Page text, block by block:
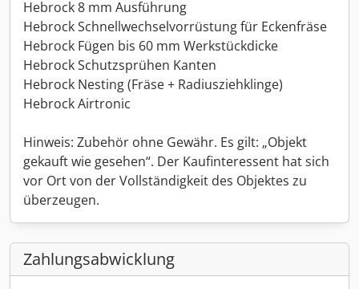
Hebrock 8 mm Ausführung
Hebrock Schnellwechselvorrüstung für Eckenfräse
Hebrock Fügen bis 60 mm Werkstückdicke
Hebrock Schutzsprühen Kanten
Hebrock Nesting (Fräse + Radiusziehklinge)
Hebrock Airtronic
Hinweis: Zubehör ohne Gewähr. Es gilt: „Objekt
gekauft wie gesehen“. Der Kaufinteressent hat sich
vor Ort von der Vollständigkeit des Objektes zu
überzeugen.
Zahlungsabwicklung